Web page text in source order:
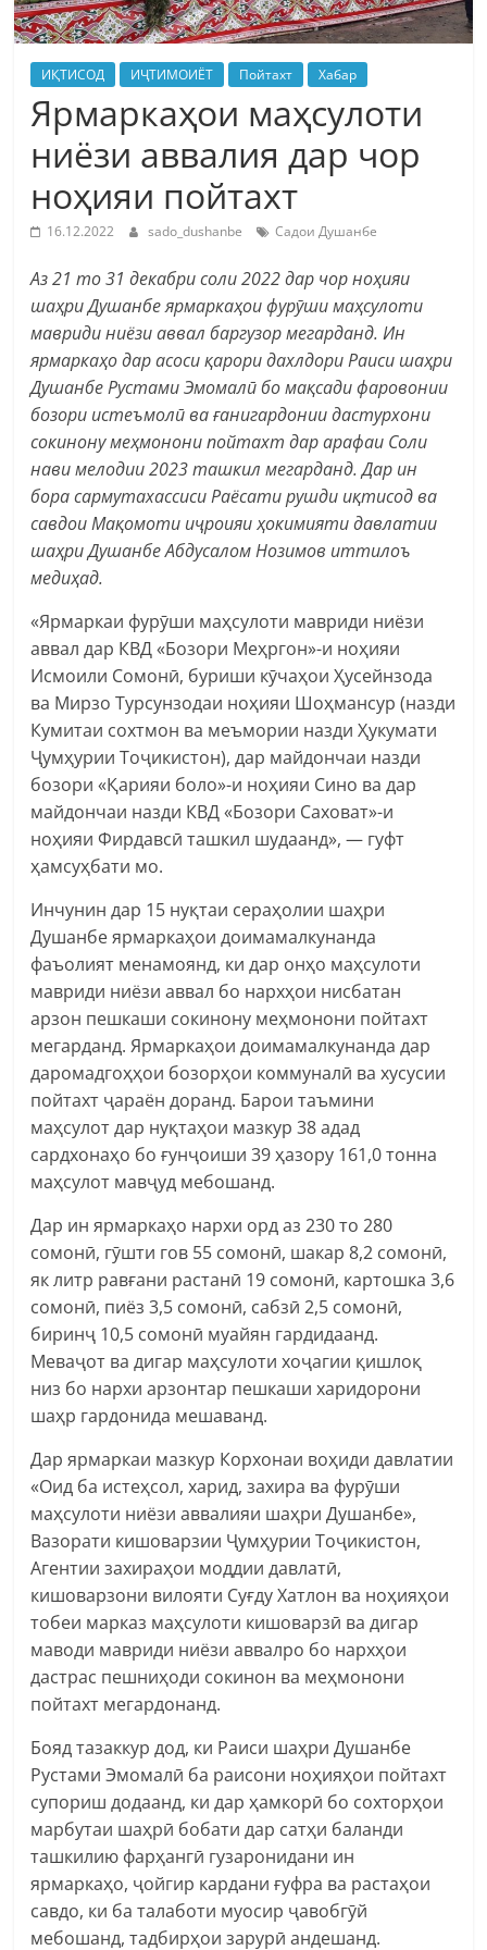
ИҚТИСОД ИҶТИМОИЁТ Пойтахт Хабар
Ярмаркаҳои маҳсулоти
ниёзи аввалия дар чор
ноҳияи пойтахт
16.12.2022 sado_dushanbe Садои Душанбе
Аз 21 то 31 декабри соли 2022 дар чор ноҳияи
шаҳри Душанбе ярмаркаҳои фурӯши маҳсулоти
мавриди ниёзи аввал баргузор мегарданд. Ин
ярмаркаҳо дар асоси қарори дахлдори Раиси шаҳри
Душанбе Рустами Эмомалӣ бо мақсади фаровонии
бозори истеъмолӣ ва ғанигардонии дастурхони
сокинону меҳмонони пойтахт дар арафаи Соли
нави мелодии 2023 ташкил мегарданд. Дар ин
бора сармутахассиси Раёсати рушди иқтисод ва
савдои Мақомоти иҷроияи ҳокимияти давлатии
шаҳри Душанбе Абдусалом Нозимов иттилоъ
медиҳад.
«Ярмаркаи фурӯши маҳсулоти мавриди ниёзи
аввал дар КВД «Бозори Меҳргон»-и ноҳияи
Исмоили Сомонӣ, буриши кӯчаҳои Ҳусейнзода
ва Мирзо Турсунзодаи ноҳияи Шоҳмансур (назди
Кумитаи сохтмон ва меъмории назди Ҳукумати
Ҷумҳурии Тоҷикистон), дар майдончаи назди
бозори «Қарияи боло»-и ноҳияи Сино ва дар
майдончаи назди КВД «Бозори Саховат»-и
ноҳияи Фирдавсӣ ташкил шудаанд», — гуфт
ҳамсуҳбати мо.
Инчунин дар 15 нуқтаи сераҳолии шаҳри
Душанбе ярмаркаҳои доимамалкунанда
фаъолият менамоянд, ки дар онҳо маҳсулоти
мавриди ниёзи аввал бо нархҳои нисбатан
арзон пешкаши сокинону меҳмонони пойтахт
мегарданд. Ярмаркаҳои доимамалкунанда дар
даромадгоҳҳои бозорҳои коммуналӣ ва хусусии
пойтахт ҷараён доранд. Барои таъмини
маҳсулот дар нуқтаҳои мазкур 38 адад
сардхонаҳо бо ғунҷоиши 39 ҳазору 161,0 тонна
маҳсулот мавҷуд мебошанд.
Дар ин ярмаркаҳо нархи орд аз 230 то 280
сомонӣ, гӯшти гов 55 сомонӣ, шакар 8,2 сомонӣ,
як литр равғани растанӣ 19 сомонӣ, картошка 3,6
сомонӣ, пиёз 3,5 сомонӣ, сабзӣ 2,5 сомонӣ,
биринҷ 10,5 сомонӣ муайян гардидаанд.
Меваҷот ва дигар маҳсулоти хоҷагии қишлоқ
низ бо нархи арзонтар пешкаши харидорони
шаҳр гардонида мешаванд.
Дар ярмаркаи мазкур Корхонаи воҳиди давлатии
«Оид ба истеҳсол, харид, захира ва фурӯши
маҳсулоти ниёзи аввалияи шаҳри Душанбе»,
Вазорати кишоварзии Ҷумҳурии Тоҷикистон,
Агентии захираҳои моддии давлатӣ,
кишоварзони вилояти Суғду Хатлон ва ноҳияҳои
тобеи марказ маҳсулоти кишоварзӣ ва дигар
маводи мавриди ниёзи аввалро бо нархҳои
дастрас пешниҳоди сокинон ва меҳмонони
пойтахт мегардонанд.
Бояд тазаккур дод, ки Раиси шаҳри Душанбе
Рустами Эмомалӣ ба раисони ноҳияҳои пойтахт
супориш додаанд, ки дар ҳамкорӣ бо сохторҳои
марбутаи шаҳрӣ бобати дар сатҳи баланди
ташкилию фарҳангӣ гузаронидани ин
ярмаркаҳо, ҷойгир кардани ғуфра ва растаҳои
савдо, ки ба талаботи муосир ҷавобгӯй
мебошанд, тадбирҳои зарурӣ андешанд.